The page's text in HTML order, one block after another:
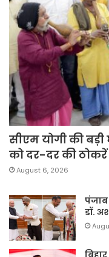
सीएम योगी की
को दर-दर की ठोकरें
August 6, 2026
पंजाब
डॉ.